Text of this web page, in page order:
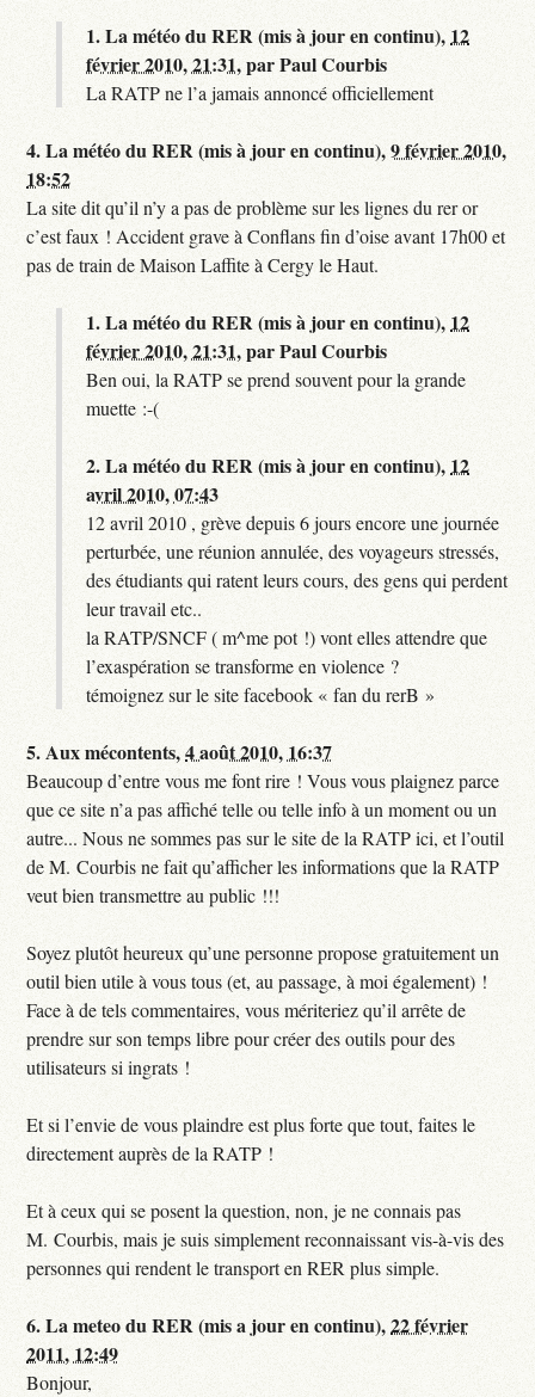
1.La météo du RER (mis à jour en continu), 12
février 2010, 21:31,parPaul Courbis
La RATP ne l’a jamais annoncé officiellement
4.La météo du RER (mis à jour en continu),9 février 2010,
18:52
La site dit qu’il n’y a pas de problème sur les lignes du rer or
c’est faux ! Accident grave à Conflans fin d’oise avant 17h00 et
pas de train de Maison Laffite à Cergy le Haut.
1.La météo du RER (mis à jour en continu), 12
février 2010, 21:31,parPaul Courbis
Ben oui, la RATP se prend souvent pour la grande
muette :-(
2.La météo du RER (mis à jour en continu), 12
avril 2010, 07:43
12 avril 2010 , grève depuis 6 jours encore une journée
perturbée, une réunion annulée, des voyageurs stressés,
des étudiants qui ratent leurs cours, des gens qui perdent
leur travail etc..
la RATP/SNCF ( m^me pot !) vont elles attendre que
l’exaspération se transforme en violence ?
témoignez sur le site facebook « fan du rerB »
5.Aux mécontents,4 août 2010, 16:37
Beaucoup d’entre vous me font rire ! Vous vous plaignez parce
que ce site n’a pas affiché telle ou telle info à un moment ou un
autre... Nous ne sommes pas sur le site de la RATP ici, et l’outil
de M. Courbis ne fait qu’afficher les informations que la RATP
veut bien transmettre au public !!!
Soyez plutôt heureux qu’une personne propose gratuitement un
outil bien utile à vous tous (et, au passage, à moi également) !
Face à de tels commentaires, vous mériteriez qu’il arrête de
prendre sur son temps libre pour créer des outils pour des
utilisateurs si ingrats !
Et si l’envie de vous plaindre est plus forte que tout, faites le
directement auprès de la RATP !
Et à ceux qui se posent la question, non, je ne connais pas
M. Courbis, mais je suis simplement reconnaissant vis-à-vis des
personnes qui rendent le transport en RER plus simple.
6.La meteo du RER (mis a jour en continu),22 février
2011, 12:49
Bonjour,